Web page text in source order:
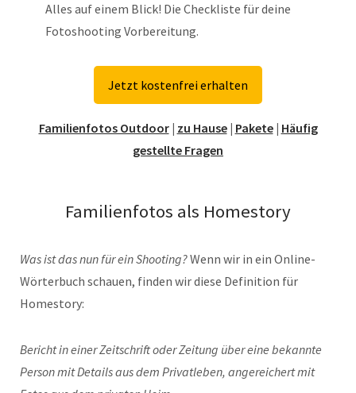
Alles auf einem Blick! Die Checkliste für deine
Fotoshooting Vorbereitung.
Jetzt kostenfrei erhalten
Familienfotos Outdoor| zu Hause | Pakete| Häufig
gestellte Fragen
Familienfotos als Homestory
Was ist das nun für ein Shooting?Wenn wir in ein Online-
Wörterbuch schauen, finden wir diese Definition für
Homestory:
Bericht in einer Zeitschrift oder Zeitung über eine bekannte
Person mit Details aus dem Privatleben, angereichert mit